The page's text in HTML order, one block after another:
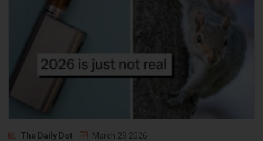
The Daily Dot March 29 2026